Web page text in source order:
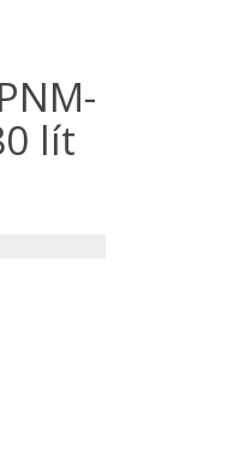
lít